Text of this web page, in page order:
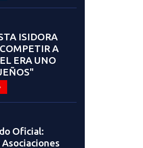
ISIDORA
A
ERA UNO
Oficial: